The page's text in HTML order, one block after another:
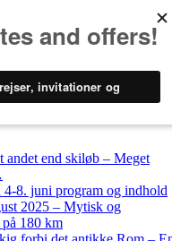
end skiløb – Meget
8. juni program og indhold
2025 – Mytisk og
180 km